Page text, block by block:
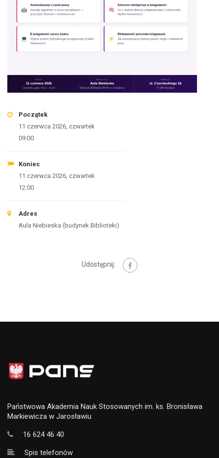
Początek
11 czerwca 2026, czwartek
09:00
Koniec
11 czerwca 2026, czwartek
12:00
Adres
Aula Niebieska (budynek Biblioteki)
Udostępnij:
Państwowa Akademia Nauk Stosowanych im. ks. Bronisława
Markiewicza w Jarosławiu
16 624 46 40
Spis telefonów